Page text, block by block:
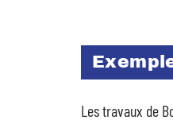
Les travaux de